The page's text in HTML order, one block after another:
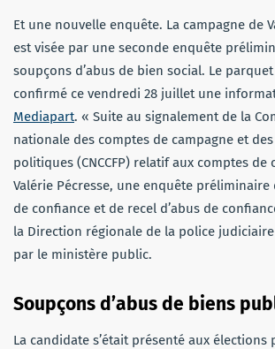
Et une nouvelle enquête. La campagne de
est visée par une seconde enquête
soupçons d’abus de bien social. Le
confirmé ce vendredi 28 juillet une
Mediapart. « Suite au signalement de la
nationale des comptes de campagne et
politiques (CNCCFP) relatif aux comptes de
Valérie Pécresse, une enquête préliminaire
de confiance et de recel d’abus de
la Direction régionale de la police
par le ministère public.
Soupçons d’abus de biens
La candidate s’était présenté aux